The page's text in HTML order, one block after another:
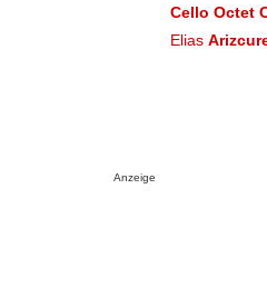
Cello Octet
Elias
Anzeige